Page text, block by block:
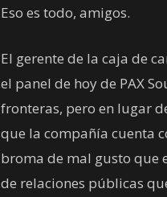
Eso es todo, amigos.
El gerente de la caja de
el panel de hoy de PAX
fronteras, pero en lugar
que la compañía cuenta
broma de mal gusto que
de relaciones públicas